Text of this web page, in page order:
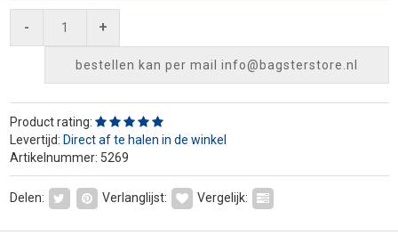
- +
bestellen kan per mail info@bagsterstore.nl
Product rating:
Levertijd: Direct af te halen in de winkel
Artikelnummer: 5269
Delen: Verlanglijst: Vergelijk: